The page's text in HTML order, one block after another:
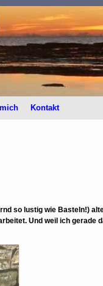
Kontakt
so lustig wie Basteln!)
Und weil ich